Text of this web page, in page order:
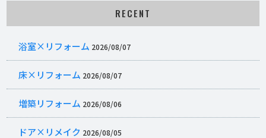
RECENT
浴室×リフォーム 2026/08/07
床×リフォーム 2026/08/07
増築リフォーム 2026/08/06
ドア×リメイク 2026/08/05